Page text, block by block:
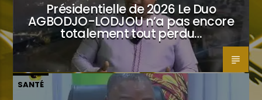
Présidentielle de 2026 Le Duo
AGBODJO-LODJOU n’a pas encore
totalement tout perdu…
SANTÉ